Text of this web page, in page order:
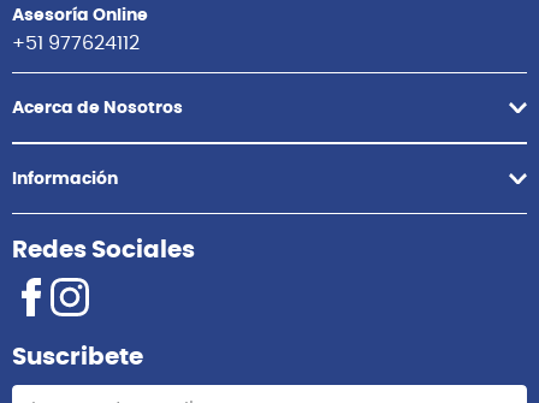
Asesoría Online
+51 977624112
Acerca de Nosotros
Información
Redes Sociales
Suscribete